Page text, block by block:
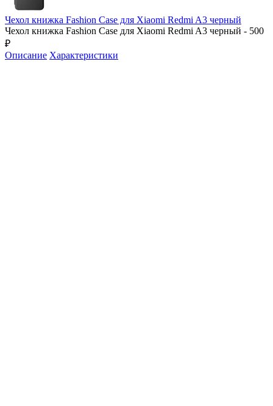
Чехол книжка Fashion Case для Xiaomi Redmi A3 черный
Чехол книжка Fashion Case для Xiaomi Redmi A3 черный - 500
₽
Описание Характеристики